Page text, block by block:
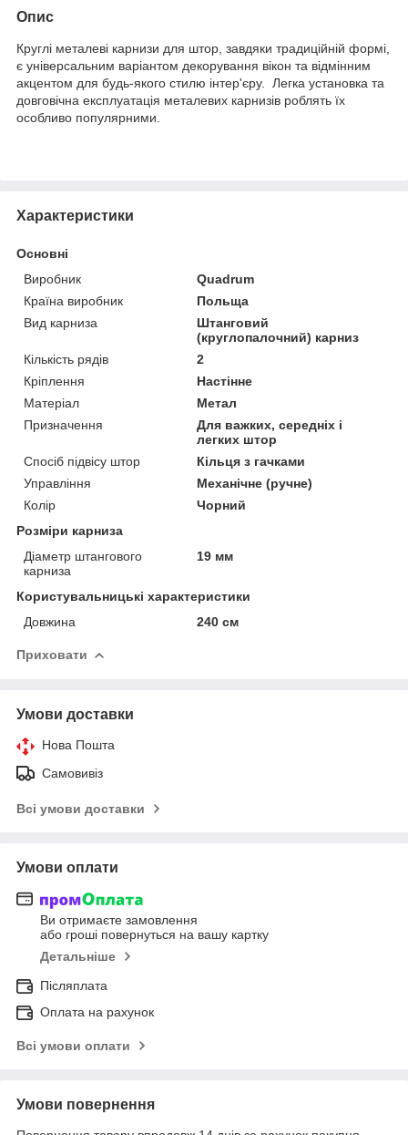
Опис
Круглі металеві карнизи для штор, завдяки традиційній формі,
є універсальним варіантом декорування вікон та відмінним
акцентом для будь-якого стилю інтер'єру. Легка установка та
довговічна експлуатація металевих карнизів роблять їх
особливо популярними.
Характеристики
Основні
Виробник
Quadrum
Країна виробник
Польща
Вид карниза
Штанговий
(круглопалочний) карниз
Кількість рядів
2
Кріплення
Настінне
Матеріал
Метал
Призначення
Для важких, середніх і
легких штор
Спосіб підвісу штор
Кільця з гачками
Управління
Механічне (ручне)
Колір
Чорний
Розміри карниза
Діаметр штангового
карниза
19 мм
Користувальницькі характеристики
Довжина
240 см
Приховати
Умови доставки
Нова Пошта
Самовивіз
Всі умови доставки
Умови оплати
Ви отримаєте замовлення
або гроші повернуться на вашу картку
Детальніше
Післяплата
Оплата на рахунок
Всі умови оплати
Умови повернення